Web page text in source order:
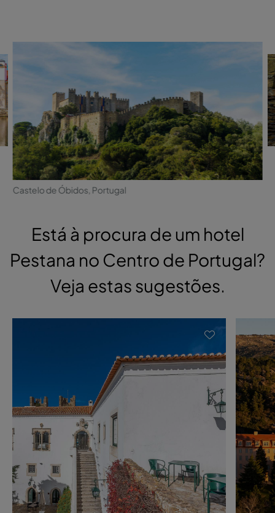
Castelo de Óbidos, Portugal
Está à procura de um hotel
Pestana no Centro de Portugal?
Veja estas sugestões.